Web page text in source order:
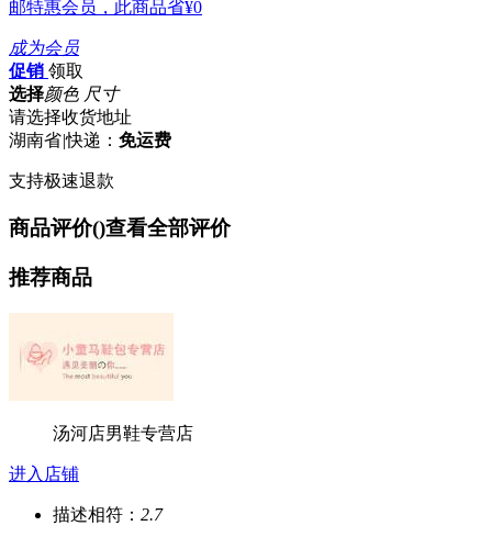
邮特惠会员，此商品省¥0
成为会员
促销 领取
选择颜色 尺寸
请选择收货地址
湖南省|快递： 免运费
支持极速退款
商品评价()查看全部评价
推荐商品
汤河店男鞋专营店
进入店铺
描述相符： 2.7